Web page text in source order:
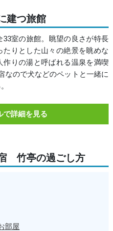
建つ旅館
室の旅館。眺望の良さが特長
りとした山々の絶景を眺めな
りの湯と呼ばれる温泉を満喫
なので犬などのペットと一緒に
で詳細を見る
竹亭の過ごし方
部屋